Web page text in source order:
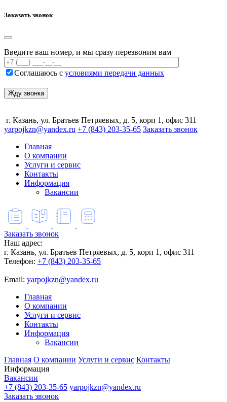
Заказать звонок
Введите ваш номер, и мы сразу перезвоним вам
Соглашаюсь с условиями передачи данных
г. Казань, ул. Братьев Петряевых, д. 5, корп 1, офис 311
yarpojkzn@yandex.ru +7 (843) 203-35-65 Заказать звонок
Главная
О компании
Услуги и сервис
Контакты
Информация
Вакансии
Заказать звонок
Наш адрес:
г. Казань, ул. Братьев Петряевых, д. 5, корп 1, офис 311
Телефон: +7 (843) 203-35-65
Email: yarpojkzn@yandex.ru
Главная
О компании
Услуги и сервис
Контакты
Информация
Вакансии
Главная О компании Услуги и сервис Контакты
Информация
Вакансии
+7 (843) 203-35-65 yarpojkzn@yandex.ru
Заказать звонок